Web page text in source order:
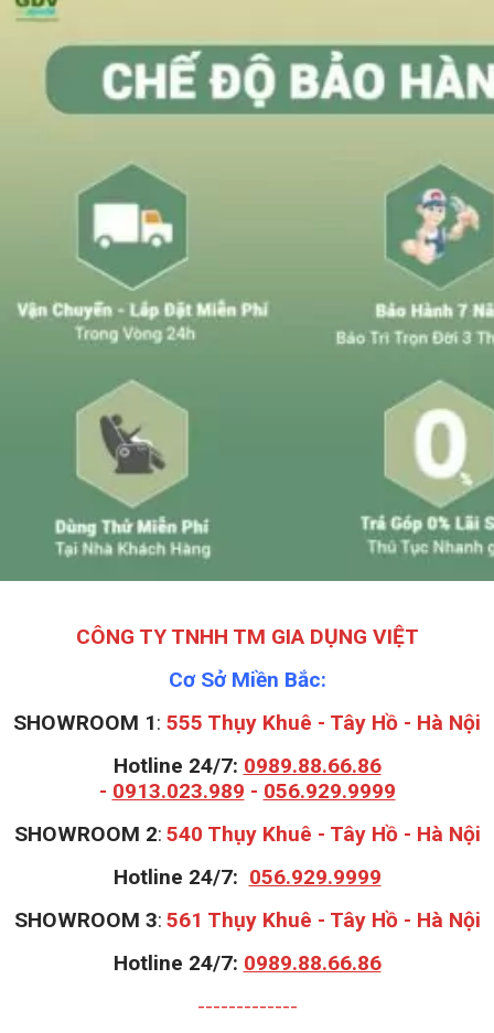
CÔNG TY TNHH TM GIA DỤNG VIỆT
Cơ Sở Miền Bắc:
SHOWROOM 1: 555 Thụy Khuê - Tây Hồ - Hà Nội
Hotline 24/7: 0989.88.66.86
- 0913.023.989 - 056.929.9999
SHOWROOM 2: 540 Thụy Khuê - Tây Hồ - Hà Nội
Hotline 24/7: 056.929.9999
SHOWROOM 3: 561 Thụy Khuê - Tây Hồ - Hà Nội
Hotline 24/7: 0989.88.66.86
-------------